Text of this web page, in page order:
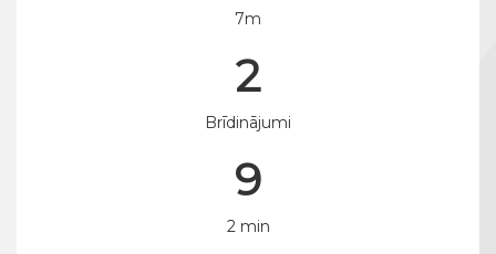
7m
2
Brīdinājumi
9
2 min